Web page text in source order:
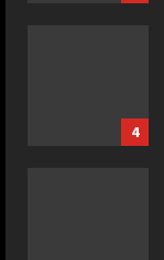
4